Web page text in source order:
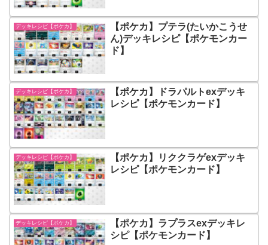
デッキレシピ【ポケカ】
【ポケカ】プテラ(たいかこうせ
ん)デッキレシピ【ポケモンカー
ド】
デッキレシピ【ポケカ】
【ポケカ】ドラパルトexデッキ
レシピ【ポケモンカード】
デッキレシピ【ポケカ】
【ポケカ】リククラゲexデッキ
レシピ【ポケモンカード】
デッキレシピ【ポケカ】
【ポケカ】ラプラスexデッキレ
シピ【ポケモンカード】